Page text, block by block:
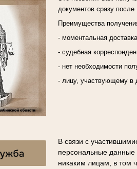
документов сразу
Преимущества
- моментальная
- судебная
- нет необходимости
- лицу, участвующему в
В связи с
персональные данные
никаким лицам, в том